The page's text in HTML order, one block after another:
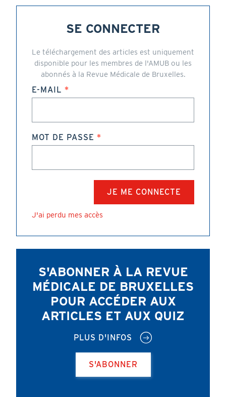
SE CONNECTER
Le téléchargement des articles est uniquement
disponible pour les membres de l'AMUB ou les
abonnés à la Revue Médicale de Bruxelles.
E-MAIL
MOT DE PASSE
J'ai perdu mes accès
S'ABONNER À LA REVUE
MÉDICALE DE BRUXELLES
POUR ACCÉDER AUX
ARTICLES ET AUX QUIZ
PLUS D'INFOS
S'ABONNER